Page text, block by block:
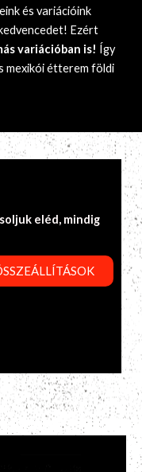
és variációink
Ezért
variációban is! Így
mexikói étterem földi
eléd, mindig